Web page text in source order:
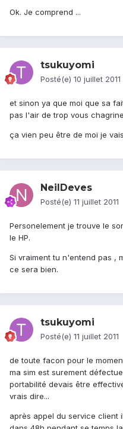
Ok. Je comprend ...
tsukuyomi
Posté(e) 10 juillet 2011
et sinon ya que moi que sa
pas l'air de trop vous
ça vien peu être de moi je
NeilDeves
Posté(e) 11 juillet 2011
Personelement je trouve le
le HP.
Si vraiment tu n'entend pas ,
ce sera bien.
tsukuyomi
Posté(e) 11 juillet 2011
de toute facon pour le
ma sim est surement
portabilité devais être
vrais dire...
après appel du service client